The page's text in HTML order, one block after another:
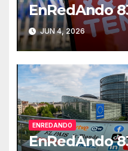
EnRedAndo
JUN 4, 2026
ENREDANDO
EnRedAndo